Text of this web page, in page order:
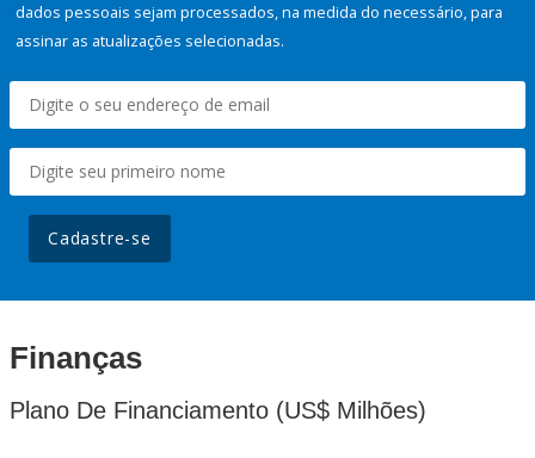
dados pessoais sejam processados, na medida do necessário, para
assinar as atualizações selecionadas.
Cadastre-se
Finanças
Plano De Financiamento (US$ Milhões)